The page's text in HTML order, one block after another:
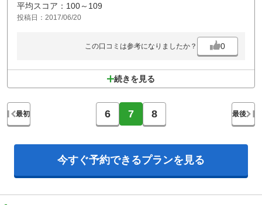
平均スコア：100～109
投稿日：2017/06/20
この口コミは参考になりましたか？ 0
続きを見る
最初 6 7 8 最後
今すぐ予約できるプランを見る